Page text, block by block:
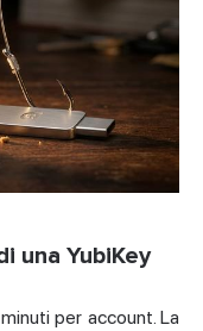
una YubiKey
per account. La